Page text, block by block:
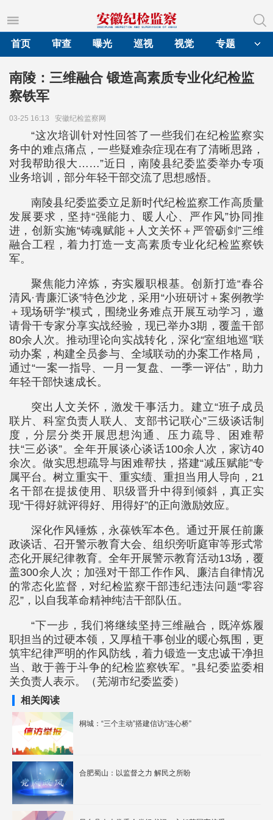
首页
审查 曝光 巡视 视觉 专题
南陵：三维融合 锻造高素质专业化纪检监
察铁军
03-25 16:13 安徽纪检监察网
“这次培训针对性回答了一些我们在纪检监察实
务中的难点痛点，一些疑难杂症现在有了清晰思路，
对我帮助很大……”近日，南陵县纪委监委举办专项
业务培训，部分年轻干部交流了思想感悟。
南陵县纪委监委立足新时代纪检监察工作高质量
发展要求，坚持“强能力、暖人心、严作风”协同推
进，创新实施“铸魂赋能＋人文关怀＋严管砺剑”三维
融合工程，着力打造一支高素质专业化纪检监察铁
军。
聚焦能力淬炼，夯实履职根基。创新打造“春谷
清风·青廉汇谈”特色沙龙，采用“小班研讨＋案例教学
＋现场研学”模式，围绕业务难点开展互动学习，邀
请骨干专家分享实战经验，现已举办3期，覆盖干部
80余人次。推动理论向实战转化，深化“室组地巡”联
动办案，构建全员参与、全域联动的办案工作格局，
通过“一案一指导、一月一复盘、一季一评估”，助力
年轻干部快速成长。
突出人文关怀，激发干事活力。建立“班子成员
联片、科室负责人联人、支部书记联心”三级谈话制
度，分层分类开展思想沟通、压力疏导、困难帮
扶“三必谈”。全年开展谈心谈话100余人次，家访40
余次。做实思想疏导与困难帮扶，搭建“减压赋能”专
属平台。树立重实干、重实绩、重担当用人导向，21
名干部在提拔使用、职级晋升中得到倾斜，真正实
现“干得好就评得好、用得好”的正向激励效应。
深化作风锤炼，永葆铁军本色。通过开展任前廉
政谈话、召开警示教育大会、组织旁听庭审等形式常
态化开展纪律教育。全年开展警示教育活动13场，覆
盖300余人次；加强对干部工作作风、廉洁自律情况
的常态化监督，对纪检监察干部违纪违法问题“零容
忍”，以自我革命精神纯洁干部队伍。
“下一步，我们将继续坚持三维融合，既淬炼履
职担当的过硬本领，又厚植干事创业的暖心氛围，更
筑牢纪律严明的作风防线，着力锻造一支忠诚干净担
当、敢于善于斗争的纪检监察铁军。”县纪委监委相
关负责人表示。（芜湖市纪委监委）
相关阅读
桐城：“三个主动”搭建信访“连心桥”
合肥蜀山：以监督之力 解民之所盼